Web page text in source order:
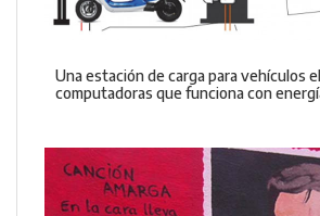
Una estación de carga para vehículos
computadoras que funciona con